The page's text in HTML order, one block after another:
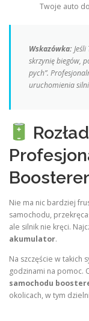
Twoje auto
Wskazówka:
skrzynię biegów,
pych”.
uruchomienia
Nie ma nic bardziej
samochodu,
ale silnik nie kręci.
akumulator.
Na szczęście w takich
godzinami na pomoc.
samochodu
okolicach, w tym